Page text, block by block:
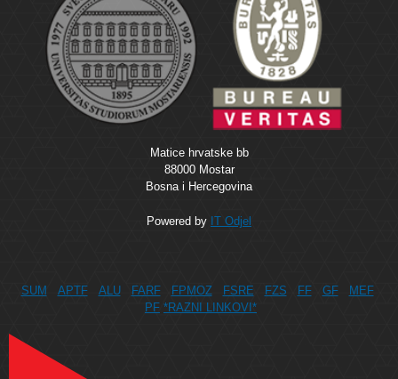
Matice hrvatske bb
88000 Mostar
Bosna i Hercegovina
Powered by IT Odjel
SUM APTF ALU FARF FPMOZ FSRE FZS FF GF
MEF
PF *RAZNI LINKOVI*